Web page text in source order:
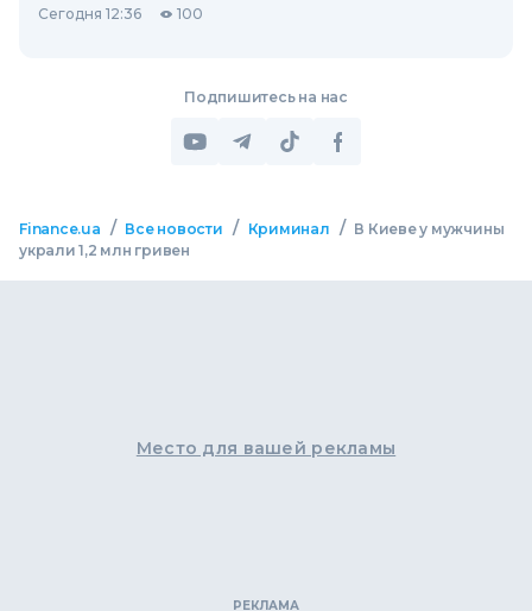
Сегодня 12:36 100
Подпишитесь на нас
Finance.ua / Все новости / Криминал / В Киеве у мужчины
украли 1,2 млн гривен
Место для вашей рекламы